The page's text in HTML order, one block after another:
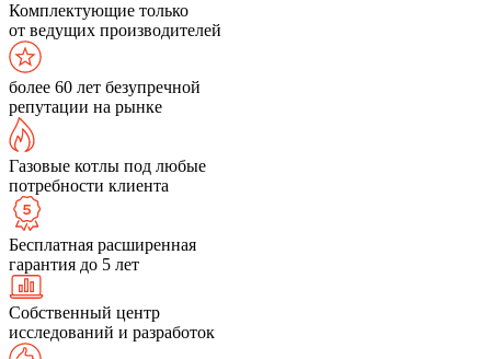
Комплектующие только
от ведущих производителей
более 60 лет безупречной
репутации на рынке
Газовые котлы под любые
потребности клиента
Бесплатная расширенная
гарантия до 5 лет
Собственный центр
исследований и разработок